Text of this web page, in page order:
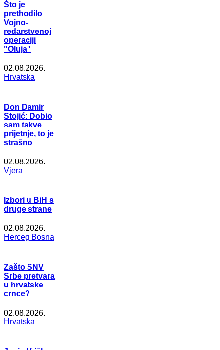
Što je
prethodilo
Vojno-
redarstvenoj
operaciji
"Oluja"
02.08.2026.
Hrvatska
Don Damir
Stojić: Dobio
sam takve
prijetnje, to je
strašno
02.08.2026.
Vjera
Izbori u BiH s
druge strane
02.08.2026.
Herceg Bosna
Zašto SNV
Srbe pretvara
u hrvatske
crnce?
02.08.2026.
Hrvatska